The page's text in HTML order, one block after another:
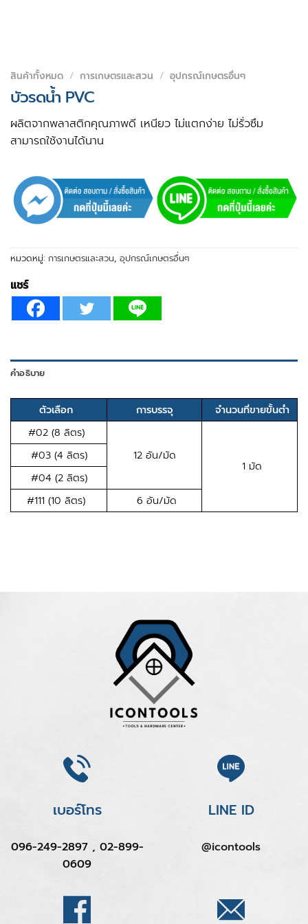
สินค้าทั้งหมด / การเกษตรและสวน / อุปกรณ์เกษตรอื่นๆ
บัวรดน้ำ PVC
ผลิตจากพลาสติกคุณภาพดี เหนียว ไม่แตกง่าย ไม่รั่วซึม
สามารถใช้งานได้นาน
หมวดหมู่: การเกษตรและสวน, อุปกรณ์เกษตรอื่นๆ
แชร์
คำอธิบาย
ตัวเลือก การบรรจุ
จำนวนที่ขายขั้นต่ำ
#02 (8 ลิตร)
12 อัน/มัด
1 มัด
#03 (4 ลิตร)
#04 (2 ลิตร)
#111 (10 ลิตร)
6 อัน/มัด
เบอร์โทร
096-249-2897 , 02-899-
0609
LINE ID
@icontools